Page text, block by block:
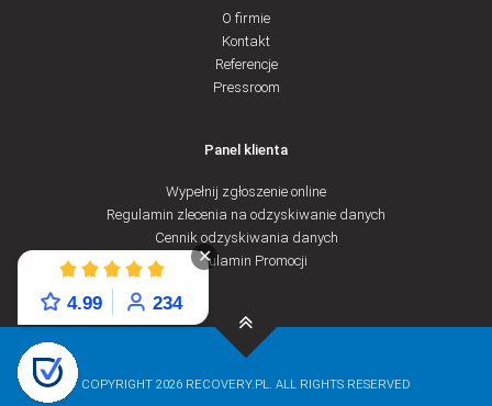
Sprawdź
O firmie
Kontakt
Referencje
Pressroom
Panel klienta
Wypełnij zgłoszenie online
Regulamin zlecenia na odzyskiwanie danych
Cennik odzyskiwania danych
Regulamin Promocji
COPYRIGHT 2026 RECOVERY.PL. ALL RIGHTS RESERVED
✕
4.99 234